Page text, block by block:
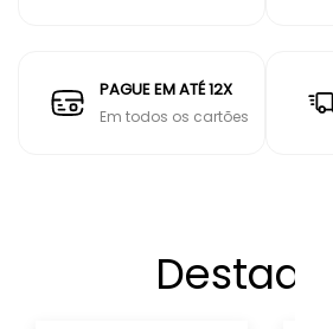
PAGUE EM ATÉ 12X
Em todos os cartões